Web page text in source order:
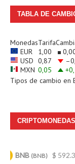
TABLA DE
MonedasTarifa
EUR
1,00
USD 0,87
MXN 0,05
Tipos de cambio en
CRIPTOMONEDAS
(BNB) $ 592.34